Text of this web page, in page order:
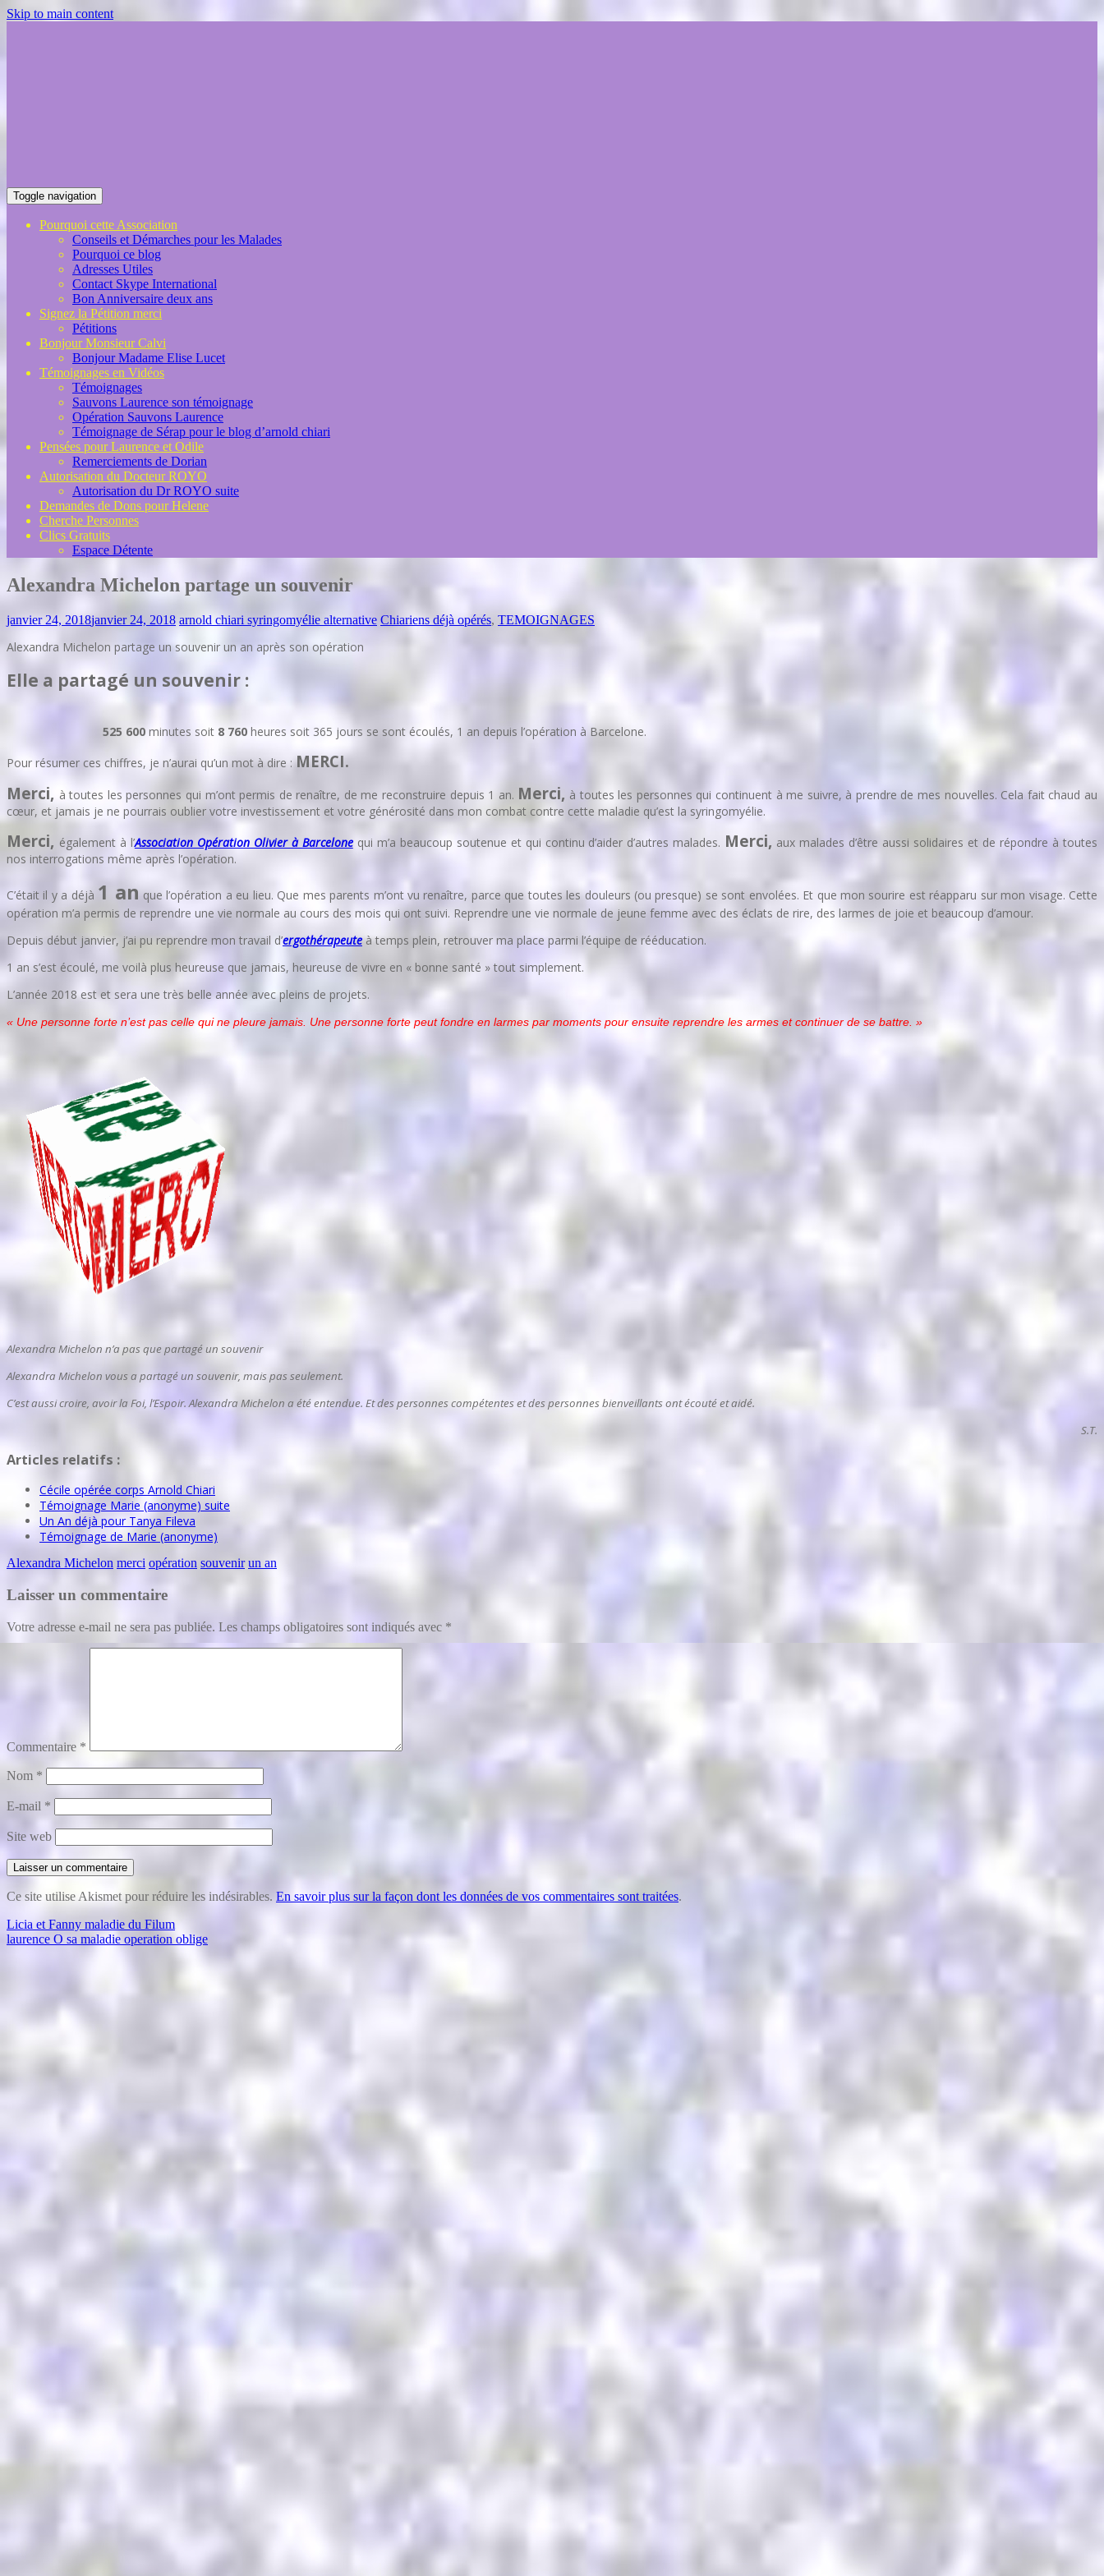
Skip to main content
Toggle navigation
Pourquoi cette Association
Conseils et Démarches pour les Malades
Pourquoi ce blog
Adresses Utiles
Contact Skype International
Bon Anniversaire deux ans
Signez la Pétition merci
Pétitions
Bonjour Monsieur Calvi
Bonjour Madame Elise Lucet
Témoignages en Vidéos
Témoignages
Sauvons Laurence son témoignage
Opération Sauvons Laurence
Témoignage de Sérap pour le blog d’arnold chiari
Pensées pour Laurence et Odile
Remerciements de Dorian
Autorisation du Docteur ROYO
Autorisation du Dr ROYO suite
Demandes de Dons pour Helene
Cherche Personnes
Clics Gratuits
Espace Détente
Alexandra Michelon partage un souvenir
janvier 24, 2018janvier 24, 2018 arnold chiari syringomyélie alternative Chiariens déjà opérés, TEMOIGNAGES
Alexandra Michelon partage un souvenir un an après son opération
Elle a partagé un souvenir :
525 600 minutes soit 8 760 heures soit 365 jours se sont écoulés, 1 an depuis l’opération à Barcelone.
Pour résumer ces chiffres, je n’aurai qu’un mot à dire :MERCI.
Merci, à toutes les personnes qui m’ont permis de renaître, de me reconstruire depuis 1 an. Merci, à toutes les personnes qui continuent à me suivre, à prendre de mes nouvelles. Cela fait chaud au
cœur, et jamais je ne pourrais oublier votre investissement et votre générosité dans mon combat contre cette maladie qu’est la syringomyélie.
Merci, également à l’Association Opération Olivier à Barcelone qui m’a beaucoup soutenue et qui continu d’aider d’autres malades. Merci, aux malades d’être aussi solidaires et de répondre à toutes
nos interrogations même après l’opération.
C’était il y a déjà 1 an que l’opération a eu lieu. Que mes parents m’ont vu renaître, parce que toutes les douleurs (ou presque) se sont envolées. Et que mon sourire est réapparu sur mon visage. Cette
opération m’a permis de reprendre une vie normale au cours des mois qui ont suivi. Reprendre une vie normale de jeune femme avec des éclats de rire, des larmes de joie et beaucoup d’amour.
Depuis début janvier, j’ai pu reprendre mon travail d’ergothérapeuteà temps plein, retrouver ma place parmi l’équipe de rééducation.
1 an s’est écoulé, me voilà plus heureuse que jamais, heureuse de vivre en « bonne santé » tout simplement.
L’année 2018 est et sera une très belle année avec pleins de projets.
« Une personne forte n’est pas celle qui ne pleure jamais. Une personne forte peut fondre en larmes par moments pour ensuite reprendre les armes et continuer de se battre. »
Alexandra Michelon n’a pas que partagé un souvenir
Alexandra Michelon vous a partagé un souvenir, mais pas seulement.
C’est aussi croire, avoir la Foi, l’Espoir. Alexandra Michelon a été entendue. Et des personnes compétentes et des personnes bienveillants ont écouté et aidé.
S.T.
Articles relatifs :
Cécile opérée corps Arnold Chiari
Témoignage Marie (anonyme) suite
Un An déjà pour Tanya Fileva
Témoignage de Marie (anonyme)
Alexandra Michelon merci opération souvenir un an
Laisser un commentaire
Votre adresse e-mail ne sera pas publiée. Les champs obligatoires sont indiqués avec *
Commentaire *
Nom *
E-mail *
Site web
Ce site utilise Akismet pour réduire les indésirables. En savoir plus sur la façon dont les données de vos commentaires sont traitées.
Navigation
de
Licia et Fanny maladie du Filum
laurence O sa maladie operation oblige